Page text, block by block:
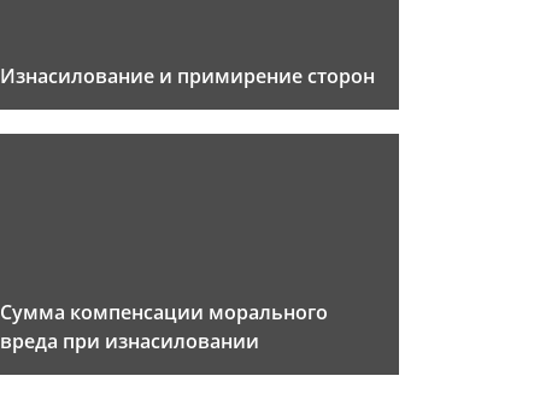
Изнасилование и примирение сторон
Сумма компенсации морального
вреда при изнасиловании